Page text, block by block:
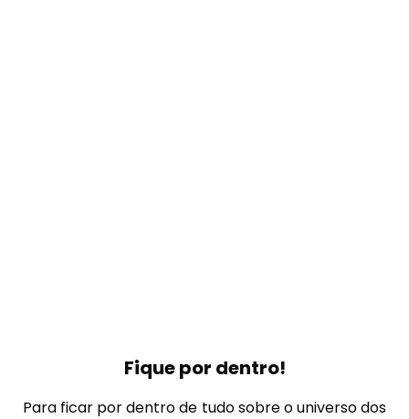
Fique por dentro!
Para ficar por dentro de tudo sobre o universo dos